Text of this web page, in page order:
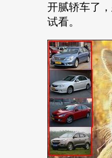
开腻轿车了
试看。